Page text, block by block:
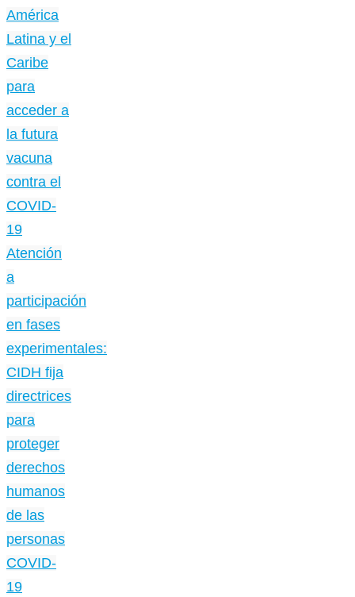
América
Latina y el
Caribe
para
acceder a
la futura
vacuna
contra el
COVID-
19
Atención
a
participación
en fases
experimentales:
CIDH fija
directrices
para
proteger
derechos
humanos
de las
personas
COVID-
19